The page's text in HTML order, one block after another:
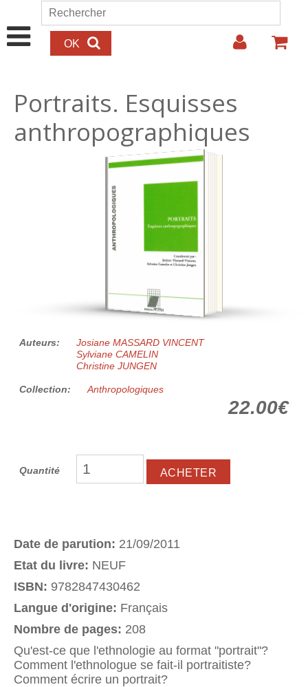
Aller au contenu principal
Formulaire de recherche
Rechercher
Portraits. Esquisses
anthropographiques
22.00€
Auteurs:
Josiane MASSARD VINCENT
Sylviane CAMELIN
Christine JUNGEN
Collection: Anthropologiques
22.00€
Quantité
Date de parution: 21/09/2011
Etat du livre: NEUF
ISBN: 9782847430462
Langue d'origine: Français
Nombre de pages: 208
Qu'est-ce que l'ethnologie au format "portrait"?
Comment l'ethnologue se fait-il portraitiste?
Comment écrire un portrait?